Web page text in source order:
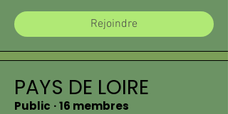
Rejoindre
PAYS DE LOIRE
Public ·16 membres